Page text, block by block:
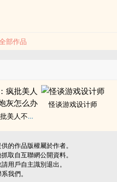
。
】元素，有这个元素必定会涉及
不代表作者三观。
部作品
快穿：疯批美人不肯当炮灰怎么办
怪谈游戏设计师
的作品版權屬於作者。
取自互聯網公開資料。
用戶自主識別退出。
我們。